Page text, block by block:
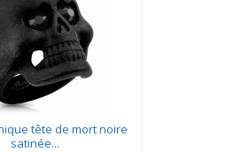
tête de mort noire
satinée...